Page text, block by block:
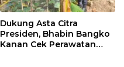
Dukung Asta Citra
Presiden, Bhabin Bangko
Kanan Cek Perawatan